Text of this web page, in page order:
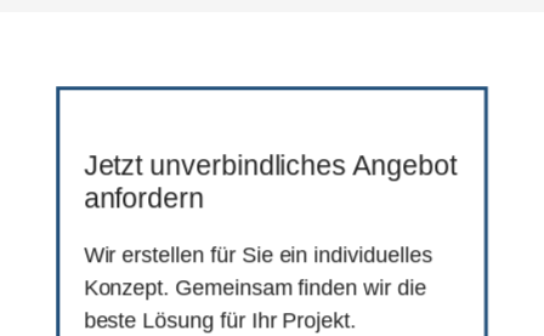
Jetzt unverbindliches Angebot
anfordern
Wir erstellen für Sie ein individuelles
Konzept. Gemeinsam finden wir die
beste Lösung für Ihr Projekt.